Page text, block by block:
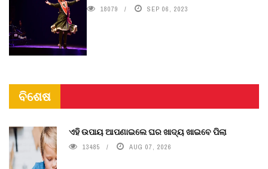
18079 SEP 06, 2023
ବିଶେଷ
ଏହି ଉପାୟ ଆପଣାଇଲେ ଘର ଖାଦ୍ୟ ଖାଇବେ ପିଲା
13485 AUG 07, 2026